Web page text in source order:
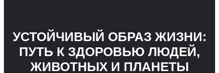
УСТОЙЧИВЫЙ ОБРАЗ ЖИЗНИ:
ПУТЬ К ЗДОРОВЬЮ ЛЮДЕЙ,
ЖИВОТНЫХ И ПЛАНЕТЫ